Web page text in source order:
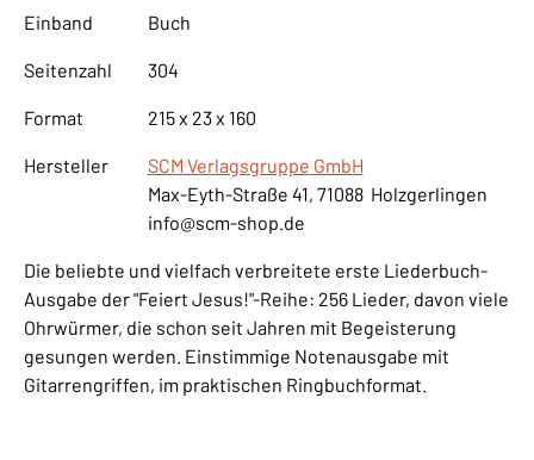
Einband Buch
Seitenzahl 304
Format 215 x 23 x 160
Hersteller
SCM Verlagsgruppe GmbH
Max-Eyth-Straße 41, 71088 Holzgerlingen
info@scm-shop.de
Die beliebte und vielfach verbreitete erste Liederbuch-
Ausgabe der "Feiert Jesus!"-Reihe: 256 Lieder, davon viele
Ohrwürmer, die schon seit Jahren mit Begeisterung
gesungen werden. Einstimmige Notenausgabe mit
Gitarrengriffen, im praktischen Ringbuchformat.